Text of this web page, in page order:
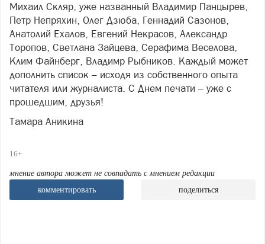
Михаил Скляр, уже названный Владимир Панцырев,
Петр Непряхин, Олег Дзюба, Геннадий Сазонов,
Анатолий Ехалов, Евгений Некрасов, Александр
Торопов, Светлана Зайцева, Серафима Веселова,
Клим Файнберг, Владимр Рыбников. Каждый может
дополнить список – исходя из собственного опыта
читателя или журналиста. С Днем печати – уже с
прошедшим, друзья!
Тамара Аникина
16+
мнение автора может не совпадать с мнением редакции
комментировать
поделиться